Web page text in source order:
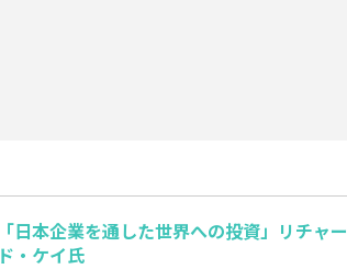
「日本企業を通した世界への投資」リチャー
ド・ケイ氏